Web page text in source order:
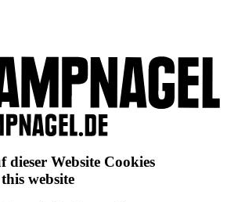
Website Cookies
website